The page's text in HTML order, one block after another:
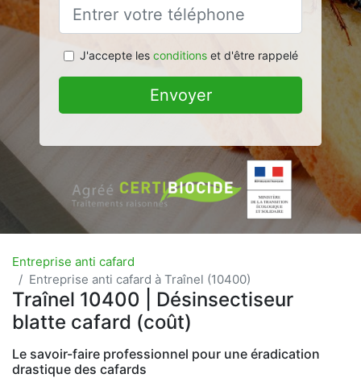
J'accepte les conditionset d'être rappelé
Envoyer
Entreprise anti cafard
Entreprise anti cafard à Traînel (10400)
Traînel 10400 | Désinsectiseur
blatte cafard (coût)
Le savoir-faire professionnel pour une éradication
drastique des cafards